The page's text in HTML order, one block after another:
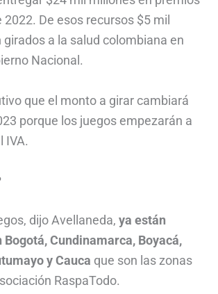
De esos recursos $5 mil
a la salud colombiana en
Nacional.
que el monto a girar cambiará
porque los juegos empezarán a
IVA.
dijo Avellaneda, ya están
Cundinamarca, Boyacá,
y Cauca que son las zonas
RaspaTodo.